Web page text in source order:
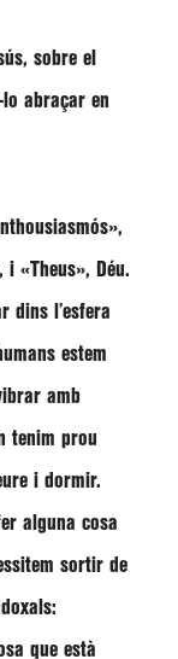
sobre el
abraçar en
i «Theus», Déu.
dins l’esfera
estem
amb
tenim prou
i dormir.
alguna cosa
sortir de
que està